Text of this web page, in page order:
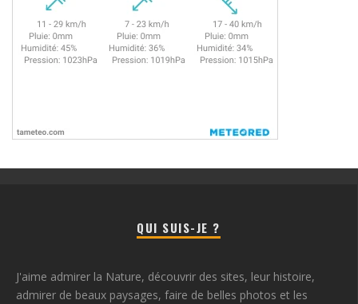
QUI SUIS-JE ?
J'aime admirer la Nature, découvrir des sites, leur histoire,
admirer de beaux paysages, faire de belles photos et les